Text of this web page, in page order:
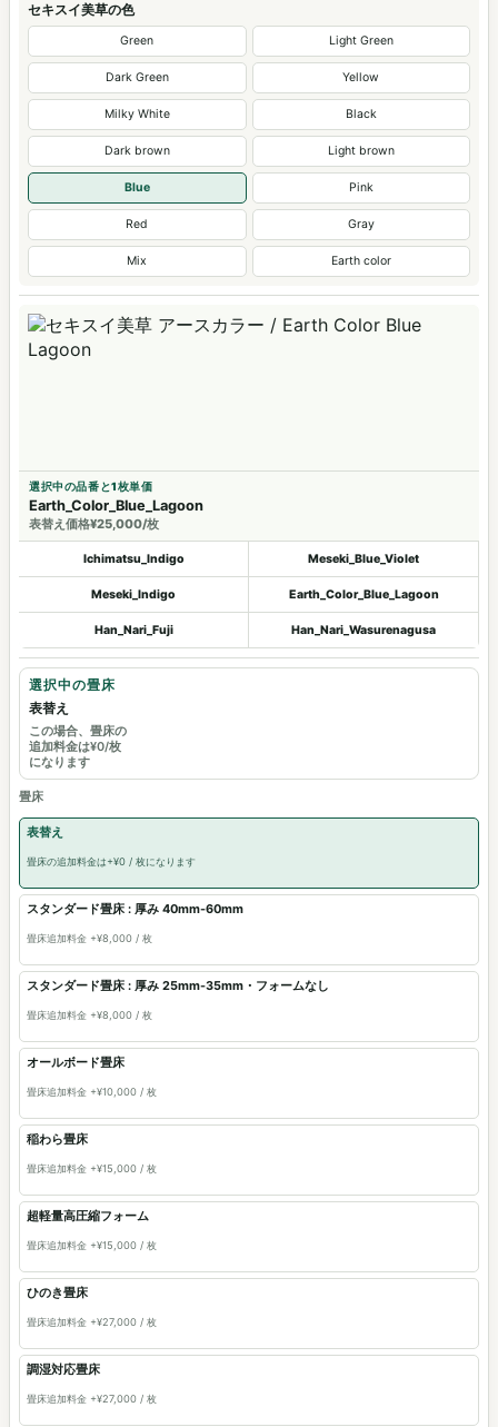
セキスイ美草の色
Green Light Green
Dark Green Yellow
Milky White Black
Dark brown Light brown
Blue Pink
Red Gray
Mix Earth color
選択中の品番と1枚単価
Earth_Color_Blue_Lagoon
表替え価格¥25,000/枚
Ichimatsu_Indigo Meseki_Blue_Violet
Meseki_Indigo Earth_Color_Blue_Lagoon
Han_Nari_Fuji Han_Nari_Wasurenagusa
選択中の畳床
表替え
この場合、畳床の
追加料金は¥0/枚
になります
畳床
表替え
畳床の追加料金は+¥0 / 枚になります
スタンダード畳床 : 厚み 40mm-60mm
畳床追加料金 +¥8,000 / 枚
スタンダード畳床 : 厚み 25mm-35mm・フォームなし
畳床追加料金 +¥8,000 / 枚
オールボード畳床
畳床追加料金 +¥10,000 / 枚
稲わら畳床
畳床追加料金 +¥15,000 / 枚
超軽量高圧縮フォーム
畳床追加料金 +¥15,000 / 枚
ひのき畳床
畳床追加料金 +¥27,000 / 枚
調湿対応畳床
畳床追加料金 +¥27,000 / 枚